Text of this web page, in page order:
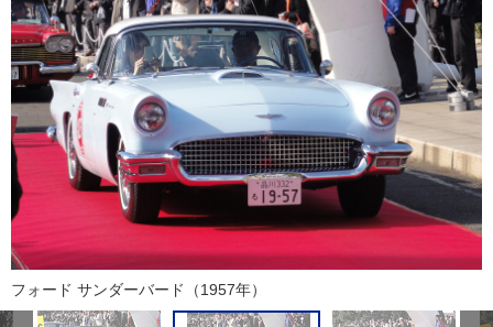
フォード サンダーバード（1957年）